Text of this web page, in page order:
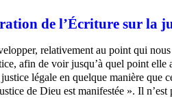
de l’Écriture sur la
relativement au point qui
afin de voir jusqu’à quel point
légale en quelque manière que
de Dieu est manifestée ». Il